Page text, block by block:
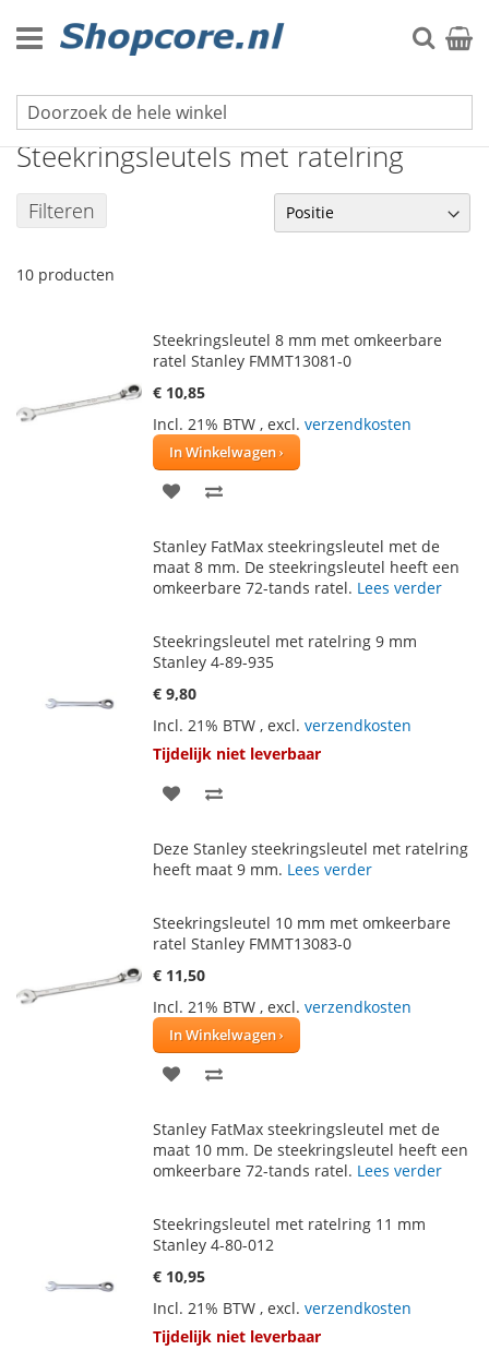
naar
de
Zoek
Sleutelgereedschap
Steekringsleutels met ratelring
Filteren
10 producten
Steekringsleutel 8 mm met omkeerbare
ratel Stanley FMMT13081-0
€ 10,85
Incl. 21% BTW , excl. verzendkosten
In Winkelwagen
VOEG
AAN TE
Stanley FatMax steekringsleutel met de
maat 8 mm. De steekringsleutel heeft een
omkeerbare 72-tands ratel. Lees verder
Steekringsleutel met ratelring 9 mm
Stanley 4-89-935
€ 9,80
Incl. 21% BTW , excl. verzendkosten
Tijdelijk niet leverbaar
VOEG
AAN TE
Deze Stanley steekringsleutel met ratelring
heeft maat 9 mm. Lees verder
Steekringsleutel 10 mm met omkeerbare
ratel Stanley FMMT13083-0
€ 11,50
Incl. 21% BTW , excl. verzendkosten
In Winkelwagen
VOEG
AAN TE
Stanley FatMax steekringsleutel met de
maat 10 mm. De steekringsleutel heeft een
omkeerbare 72-tands ratel. Lees verder
Steekringsleutel met ratelring 11 mm
Stanley 4-80-012
€ 10,95
Incl. 21% BTW , excl. verzendkosten
Tijdelijk niet leverbaar